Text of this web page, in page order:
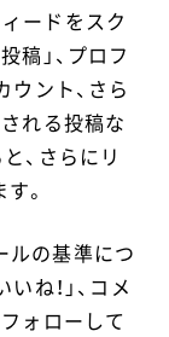
ードをスク
稿」、プロフ
ウント、さら
れる投稿な
、さらにリ
。
の基準につ
ね！」、コメ
ォローして